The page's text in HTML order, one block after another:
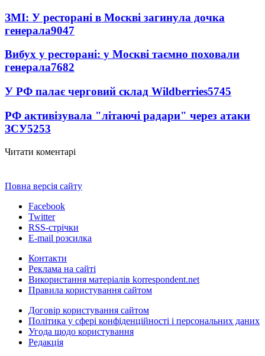
ЗМІ: У ресторані в Москві загинула дочка
генерала9047
Вибух у ресторані: у Москві таємно поховали
генерала7682
У РФ палає черговий склад Wildberries5745
РФ активізувала "літаючі радари" через атаки
ЗСУ5253
Читати коментарі
Повна версія сайту
Facebook
Twitter
RSS-стрічки
E-mail розсилка
Контакти
Реклама на сайті
Використання матеріалів korrespondent.net
Правила користування сайтом
Договір користування сайтом
Політика у сфері конфіденційності і персональних даних
Угода щодо користування
Редакція